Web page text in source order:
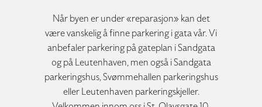
Når byen er under «reparasjon» kan det
være vanskelig å finne parkering i gata vår. Vi
anbefaler parkering på gateplan i Sandgata
og på Leutenhaven, men også i Sandgata
parkeringshus, Svømmehallen parkeringshus
eller Leutenhaven parkeringskjeller.